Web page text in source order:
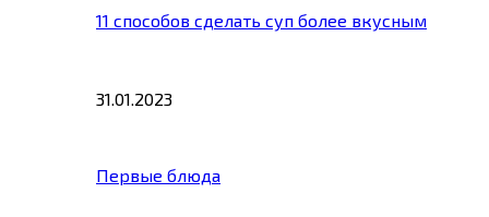
11 способов сделать суп более вкусным
31.01.2023
Первые блюда